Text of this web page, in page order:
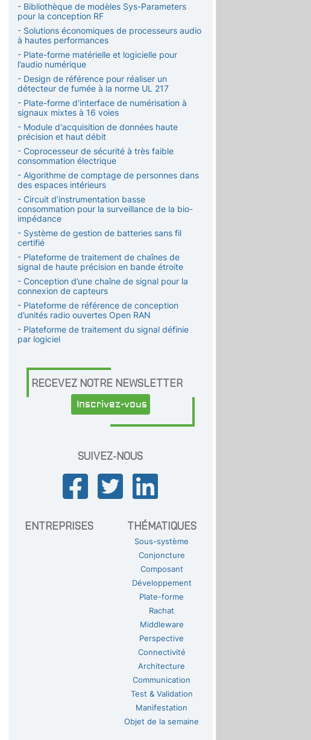
- Bibliothèque de modèles Sys-Parameters
pour la conception RF
- Solutions économiques de processeurs audio
à hautes performances
- Plate-forme matérielle et logicielle pour
l’audio numérique
- Design de référence pour réaliser un
détecteur de fumée à la norme UL 217
- Plate-forme d'interface de numérisation à
signaux mixtes à 16 voies
- Module d'acquisition de données haute
précision et haut débit
- Coprocesseur de sécurité à très faible
consommation électrique
- Algorithme de comptage de personnes dans
des espaces intérieurs
- Circuit d’instrumentation basse
consommation pour la surveillance de la bio-
impédance
- Système de gestion de batteries sans fil
certifié
- Plateforme de traitement de chaînes de
signal de haute précision en bande étroite
- Conception d’une chaîne de signal pour la
connexion de capteurs
- Plateforme de référence de conception
d’unités radio ouvertes Open RAN
- Plateforme de traitement du signal définie
par logiciel
RECEVEZ NOTRE NEWSLETTER
Inscrivez-vous
SUIVEZ-NOUS
ENTREPRISES THÉMATIQUES
Sous-système
Conjoncture
Composant
Développement
Plate-forme
Rachat
Middleware
Perspective
Connectivité
Architecture
Communication
Test & Validation
Manifestation
Objet de la semaine